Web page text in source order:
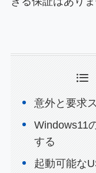
意外と要求
Windows11
する
起動可能な